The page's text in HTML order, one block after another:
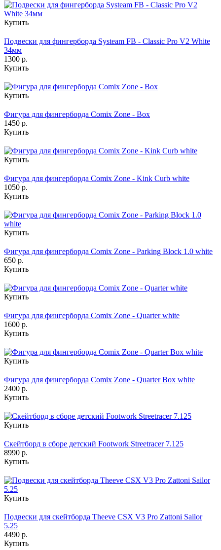
Купить
Подвески для фингерборда Systeam FB - Classic Pro V2 White
34мм
1300 р.
Купить
Купить
Фигура для фингерборда Comix Zone - Box
1450 р.
Купить
Купить
Фигура для фингерборда Comix Zone - Kink Curb white
1050 р.
Купить
Купить
Фигура для фингерборда Comix Zone - Parking Block 1.0 white
650 р.
Купить
Купить
Фигура для фингерборда Comix Zone - Quarter white
1600 р.
Купить
Купить
Фигура для фингерборда Comix Zone - Quarter Box white
2400 р.
Купить
Купить
Скейтборд в сборе детский Footwork Streetracer 7.125
8990 р.
Купить
Купить
Подвески для скейтборда Theeve CSX V3 Pro Zattoni Sailor
5.25
4490 р.
Купить